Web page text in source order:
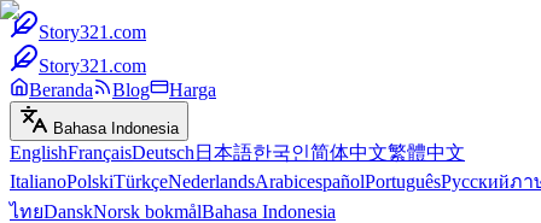
Story321.com
Story321.com
Beranda
Blog Harga
Bahasa Indonesia
EnglishFrançaisDeutsch 日本語한국인简体中文繁體中文
ItalianoPolskiTürkçeNederlandsArabicespañolPortuguêsРусскийภา
ไทยDanskNorsk bokmålBahasa Indonesia